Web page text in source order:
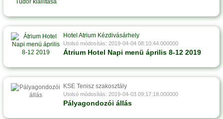
Hotel Atrium Kézdivásárhely
Utolsó módosítás: 2019-04-04 08:10:44.000000
Átrium Hotel Napi menü április 8-12 2019
KSE Tenisz szakosztály
Utolsó módosítás: 2019-04-03 09:17:18.000000
Pályagondozói állás